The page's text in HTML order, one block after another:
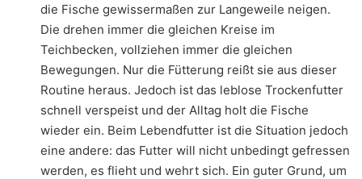
die Fische gewissermaßen zur Langeweile neigen.
Die drehen immer die gleichen Kreise im
Teichbecken, vollziehen immer die gleichen
Bewegungen. Nur die Fütterung reißt sie aus dieser
Routine heraus. Jedoch ist das leblose Trockenfutter
schnell verspeist und der Alltag holt die Fische
wieder ein. Beim Lebendfutter ist die Situation jedoch
eine andere: das Futter will nicht unbedingt gefressen
werden, es flieht und wehrt sich. Ein guter Grund, um